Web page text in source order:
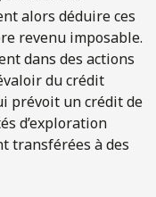
alors déduire ces
revenu imposable.
dans des actions
du crédit
prévoit un crédit de
d’exploration
transférées à des